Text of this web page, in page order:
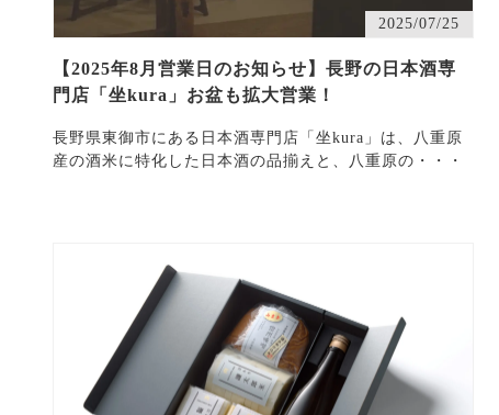
2025/07/25
【2025年8月営業日のお知らせ】長野の日本酒専
門店「坐kura」お盆も拡大営業！
長野県東御市にある日本酒専門店「坐kura」は、八重原
産の酒米に特化した日本酒の品揃えと、八重原の・・・